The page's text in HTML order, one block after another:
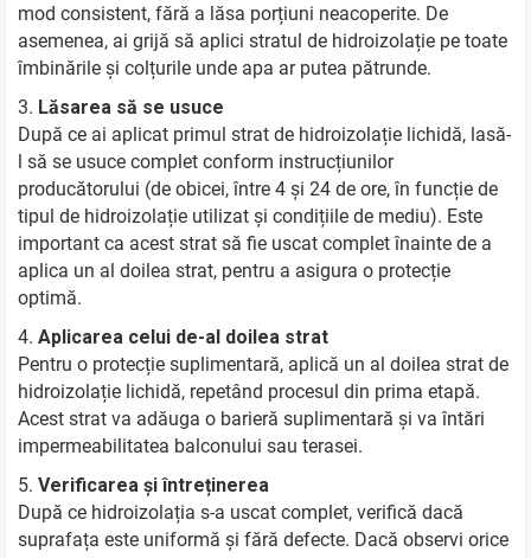
mod consistent, fără a lăsa porțiuni neacoperite. De
asemenea, ai grijă să aplici stratul de hidroizolație pe toate
îmbinările și colțurile unde apa ar putea pătrunde.
Lăsarea să se usuce
După ce ai aplicat primul strat de hidroizolație lichidă, lasă-
l să se usuce complet conform instrucțiunilor
producătorului (de obicei, între 4 și 24 de ore, în funcție de
tipul de hidroizolație utilizat și condițiile de mediu). Este
important ca acest strat să fie uscat complet înainte de a
aplica un al doilea strat, pentru a asigura o protecție
optimă.
Aplicarea celui de-al doilea strat
Pentru o protecție suplimentară, aplică un al doilea strat de
hidroizolație lichidă, repetând procesul din prima etapă.
Acest strat va adăuga o barieră suplimentară și va întări
impermeabilitatea balconului sau terasei.
Verificarea și întreținerea
După ce hidroizolația s-a uscat complet, verifică dacă
suprafața este uniformă și fără defecte. Dacă observi orice